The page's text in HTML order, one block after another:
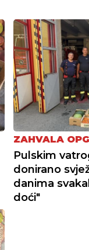
ZAHVALA
Pulskim
donirano
danima
doći"